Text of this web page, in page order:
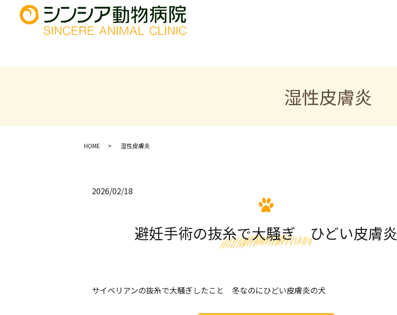
湿性皮膚炎
HOME 湿性皮膚炎
2026/02/18
避妊手術の抜糸で大騒ぎ ひどい皮膚炎
サイベリアンの抜糸で大騒ぎしたこと 冬なのにひどい皮膚炎の犬